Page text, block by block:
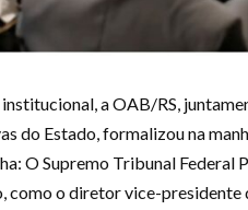
a OAB/RS,
do Estado, formalizou na
O Supremo Tribunal Federal
como o diretor vice-presidente